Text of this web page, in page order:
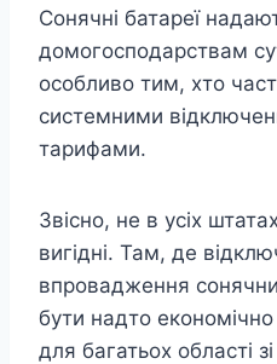
Сонячні батареї
домогосподарствам
особливо тим, хто
системними
тарифами.
Звісно, не в усіх
вигідні. Там, де
впровадження
бути надто
для багатьох області